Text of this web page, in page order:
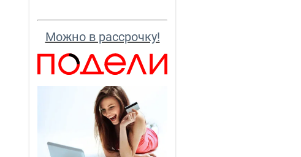
Можно в рассрочку!